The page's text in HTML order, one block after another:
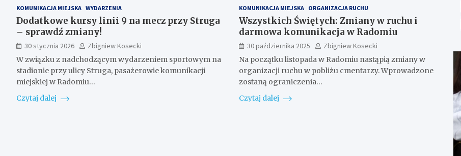
KOMUNIKACJA MIEJSKA WYDARZENIA
Dodatkowe kursy linii 9 na mecz przy Struga
– sprawdź zmiany!
30 stycznia 2026
Zbigniew Kosecki
W związku z nadchodzącym wydarzeniem sportowym na
stadionie przy ulicy Struga, pasażerowie komunikacji
miejskiej w Radomiu…
Czytaj dalej
KOMUNIKACJA MIEJSKA ORGANIZACJA RUCHU
Wszystkich Świętych: Zmiany w ruchu i
darmowa komunikacja w Radomiu
30 października 2025
Zbigniew Kosecki
Na początku listopada w Radomiu nastąpią zmiany w
organizacji ruchu w pobliżu cmentarzy. Wprowadzone
zostaną ograniczenia…
Czytaj dalej